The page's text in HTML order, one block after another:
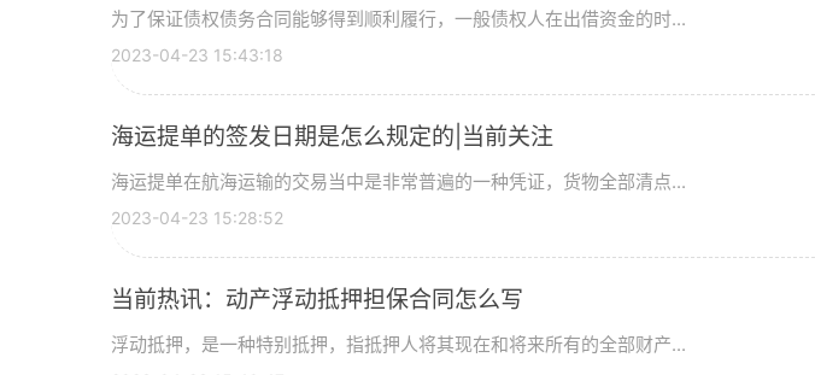
为了保证债权债务合同能够得到顺利履行，一般债权人在出借资金的时...
2023-04-23 15:43:18
海运提单的签发日期是怎么规定的|当前关注
海运提单在航海运输的交易当中是非常普遍的一种凭证，货物全部清点...
2023-04-23 15:28:52
当前热讯：动产浮动抵押担保合同怎么写
浮动抵押，是一种特别抵押，指抵押人将其现在和将来所有的全部财产...